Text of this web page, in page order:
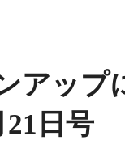
アップ
日号